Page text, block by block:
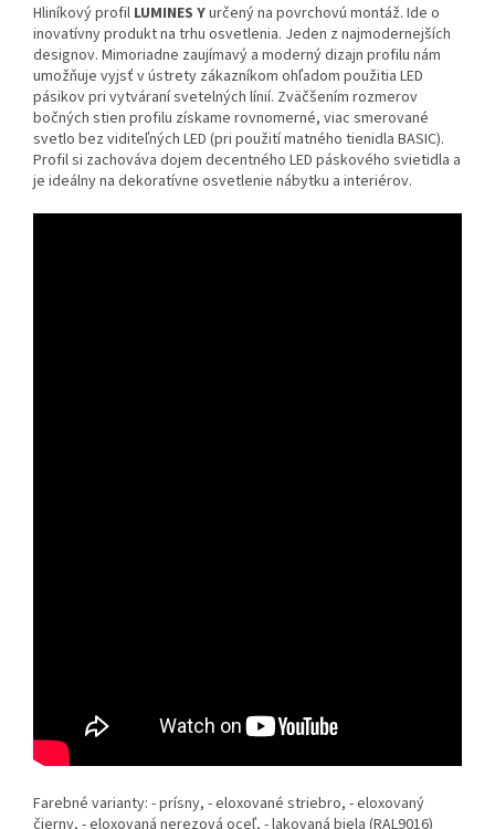
Hliníkový profil LUMINES Yurčený na povrchovú montáž. Ide o
inovatívny produkt na trhu osvetlenia. Jeden z najmodernejších
designov. Mimoriadne zaujímavý a moderný dizajn profilu nám
umožňuje vyjsť v ústrety zákazníkom ohľadom použitia LED
pásikov pri vytváraní svetelných línií. Zväčšením rozmerov
bočných stien profilu získame rovnomerné, viac smerované
svetlo bez viditeľných LED (pri použití matného tienidla BASIC).
Profil si zachováva dojem decentného LED páskového svietidla a
je ideálny na dekoratívne osvetlenie nábytku a interiérov.
Farebné varianty: - prísny, - eloxované striebro, - eloxovaný
čierny, - eloxovaná nerezová oceľ, - lakovaná biela (RAL9016)